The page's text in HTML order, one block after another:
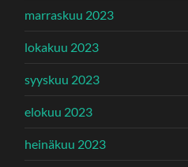
marraskuu 2023
lokakuu 2023
syyskuu 2023
elokuu 2023
heinäkuu 2023